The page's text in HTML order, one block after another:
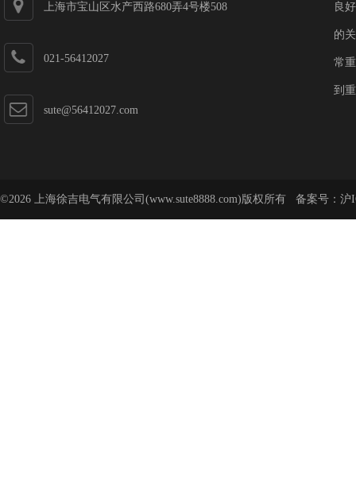
上海市宝山区水产西路680弄4号楼508
021-56412027
sute@56412027.com
良
的
常
到
©2026 上海徐吉电气有限公司(www.sute8888.com)版权所有 备案号： 沪